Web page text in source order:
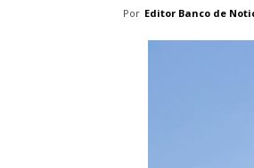
Por Editor Banco de